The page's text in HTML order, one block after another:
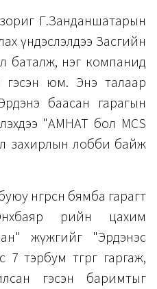
Г.Занданшатарын
үндэслэлдээ Засгийн
баталж, нэг компанид
гэсэн юм. Энэ талаар
баасан гарагын
"АМНАТ бол MCS
захирлын лобби байж
өнгөрсөн бямба гарагт
өөрийн цахим
жүжгийг "Эрдэнэс
тэрбум төгрөг гаргаж,
гэсэн баримтыг